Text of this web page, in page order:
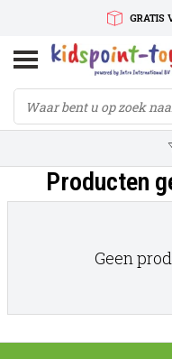
GRATIS
Producten
Geen